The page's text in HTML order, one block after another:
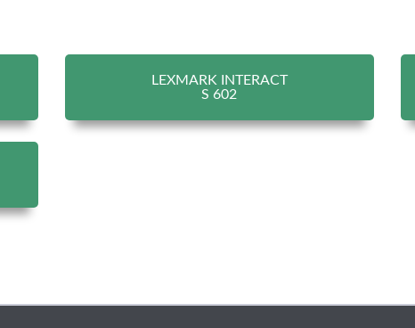
LEXMARK INTERACT
S 602